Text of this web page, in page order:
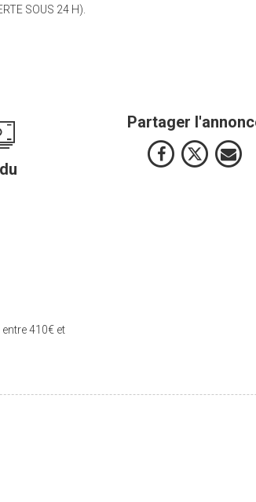
SOUS 24 H).
410€ et
Partager